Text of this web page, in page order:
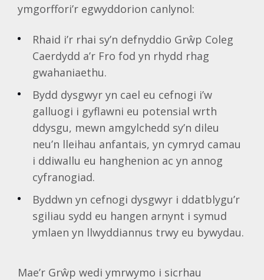
ymgorffori’r egwyddorion canlynol:
Rhaid i’r rhai sy’n defnyddio Grŵp Coleg
Caerdydd a’r Fro fod yn rhydd rhag
gwahaniaethu.
Bydd dysgwyr yn cael eu cefnogi i’w
galluogi i gyflawni eu potensial wrth
ddysgu, mewn amgylchedd sy’n dileu
neu’n lleihau anfantais, yn cymryd camau
i ddiwallu eu hanghenion ac yn annog
cyfranogiad.
Byddwn yn cefnogi dysgwyr i ddatblygu’r
sgiliau sydd eu hangen arnynt i symud
ymlaen yn llwyddiannus trwy eu bywydau.
Mae’r Grŵp wedi ymrwymo i sicrhau